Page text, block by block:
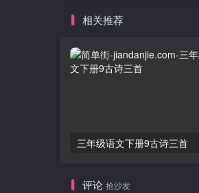
相关推荐
三年级语文下册9古诗三首
评论 抢沙发